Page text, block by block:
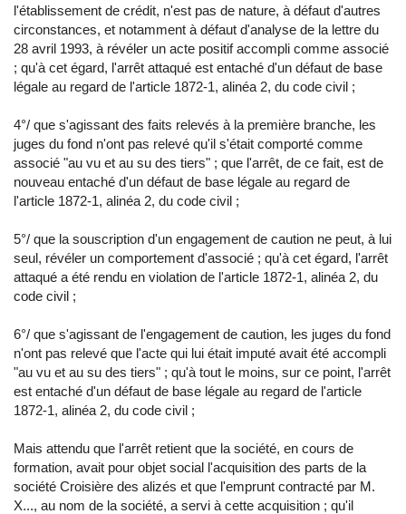
l'établissement de crédit, n'est pas de nature, à défaut d'autres
circonstances, et notamment à défaut d'analyse de la lettre du
28 avril 1993, à révéler un acte positif accompli comme associé
; qu'à cet égard, l'arrêt attaqué est entaché d'un défaut de base
légale au regard de l'article 1872-1, alinéa 2, du code civil ;
4°/ que s'agissant des faits relevés à la première branche, les
juges du fond n'ont pas relevé qu'il s'était comporté comme
associé "au vu et au su des tiers" ; que l'arrêt, de ce fait, est de
nouveau entaché d'un défaut de base légale au regard de
l'article 1872-1, alinéa 2, du code civil ;
5°/ que la souscription d'un engagement de caution ne peut, à lui
seul, révéler un comportement d'associé ; qu'à cet égard, l'arrêt
attaqué a été rendu en violation de l'article 1872-1, alinéa 2, du
code civil ;
6°/ que s'agissant de l'engagement de caution, les juges du fond
n'ont pas relevé que l'acte qui lui était imputé avait été accompli
"au vu et au su des tiers" ; qu'à tout le moins, sur ce point, l'arrêt
est entaché d'un défaut de base légale au regard de l'article
1872-1, alinéa 2, du code civil ;
Mais attendu que l'arrêt retient que la société, en cours de
formation, avait pour objet social l'acquisition des parts de la
société Croisière des alizés et que l'emprunt contracté par M.
X..., au nom de la société, a servi à cette acquisition ; qu'il